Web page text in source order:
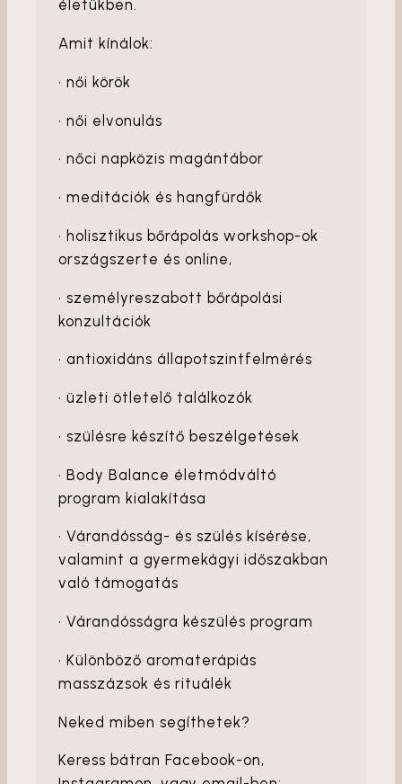
életükben.
Amit kínálok:
• női körök
• női elvonulás
• nőci napközis magántábor
• meditációk és hangfürdők
• holisztikus bőrápolás workshop-ok
országszerte és online,
• személyreszabott bőrápolási
konzultációk
• antioxidáns állapotszintfelmérés
• üzleti ötletelő találkozók
• szülésre készítő beszélgetések
• Body Balance életmódváltó
program kialakítása
• Várandósság- és szülés kísérése,
valamint a gyermekágyi időszakban
való támogatás
• Várandósságra készülés program
• Különböző aromaterápiás
masszázsok és rituálék
Neked miben segíthetek?
Keress bátran Facebook-on,